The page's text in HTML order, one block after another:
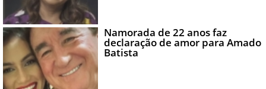
Namorada de 22 anos faz
declaração de amor para Amado
Batista